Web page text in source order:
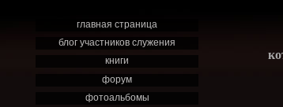
главная страница
блог участников служения
книги
форум
фотоальбомы